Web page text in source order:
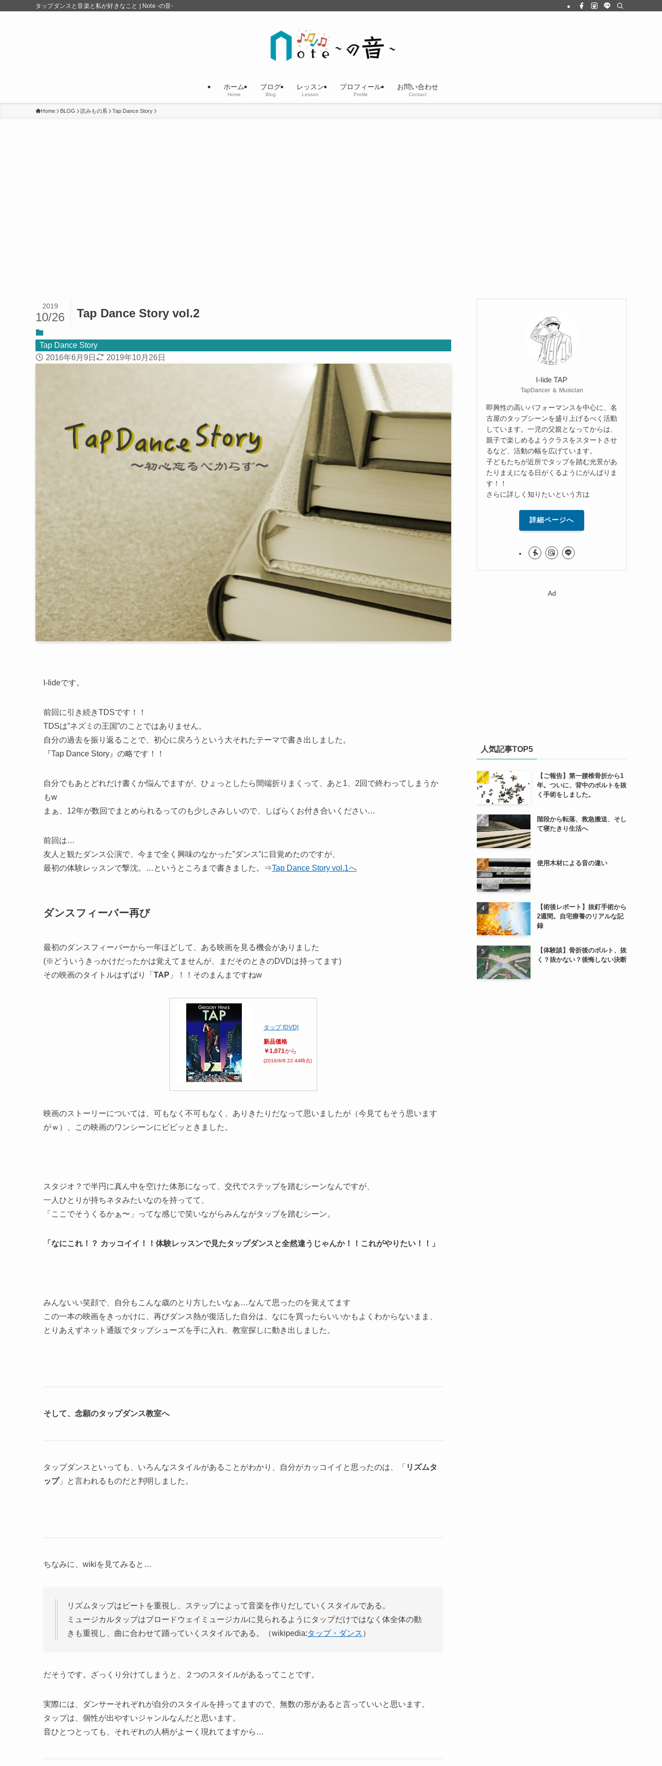
タップダンスと音楽と私が好きなこと | Note -の音-
ホーム
Home
ブログ
Blog
レッスン
Lesson
プロフィール
Profile
お問い合わせ
Contact
Home BLOG 読みもの系 Tap Dance Story
Tap Dance Story vol.2
2019
10/26
Tap Dance Story
2016年6月9日
2019年10月26日
I-Iideです。
前回に引き続きTDSです！！
TDSは”ネズミの王国”のことではありません。
自分の過去を振り返ることで、初心に戻ろうという大それたテーマで書き出しました。
『Tap Dance Story』の略です！！
自分でもあとどれだけ書くか悩んでますが、ひょっとしたら間端折りまくって、あと1、2回で終わってしまうか
もw
まぁ、12年が数回でまとめられるってのも少しさみしいので、しばらくお付き合いください…
前回は…
友人と観たダンス公演で、今まで全く興味のなかった”ダンス”に目覚めたのですが、
最初の体験レッスンで撃沈。…というところまで書きました。⇒Tap Dance Story vol.1へ
ダンスフィーバー再び
最初のダンスフィーバーから一年ほどして、ある映画を見る機会がありました
(※どういうきっかけだったかは覚えてませんが、まだそのときのDVDは持ってます)
その映画のタイトルはずばり「 TAP 」！！そのまんまですねw
タップ [DVD]
新品価格
￥1,071から
(2016/6/8 22:44時点)
映画のストーリーについては、可もなく不可もなく、ありきたりだなって思いましたが（今見てもそう思います
がｗ）、この映画のワンシーンにビビッときました。
スタジオ？で半円に真ん中を空けた体形になって、交代でステップを踏むシーンなんですが、
一人ひとりが持ちネタみたいなのを持ってて、
「ここでそうくるかぁ〜」ってな感じで笑いながらみんながタップを踏むシーン。
「なにこれ！？ カッコイイ！！体験レッスンで見たタップダンスと全然違うじゃんか！！これがやりたい！！」
みんないい笑顔で、自分もこんな歳のとり方したいなぁ…なんて思ったのを覚えてます
この一本の映画をきっかけに、再びダンス熱が復活した自分は、なにを買ったらいいかもよくわからないまま、
とりあえずネット通販でタップシューズを手に入れ、教室探しに動き出しました。
そして、念願のタップダンス教室へ
タップダンスといっても、いろんなスタイルがあることがわかり、自分がカッコイイと思ったのは、「 リズムタ
ップ」と言われるものだと判明しました。
ちなみに、wikiを見てみると…
リズムタップはビートを重視し、ステップによって音楽を作りだしていくスタイルである。
ミュージカルタップはブロードウェイミュージカルに見られるようにタップだけではなく体全体の動
きも重視し、曲に合わせて踊っていくスタイルである。（wikipedia:タップ・ダンス ）
だそうです。ざっくり分けてしまうと、２つのスタイルがあるってことです。
実際には、ダンサーそれぞれが自分のスタイルを持ってますので、無数の形があると言っていいと思います。
タップは、個性が出やすいジャンルなんだと思います。
音ひとつとっても、それぞれの人柄がよーく現れてますから…
I-Iide TAP
TapDancer ＆ Musician
即興性の高いパフォーマンスを中心に、名
古屋のタップシーンを盛り上げるべく活動
しています。一児の父親となってからは、
親子で楽しめるようクラスをスタートさせ
るなど、活動の幅を広げています。
子どもたちが近所でタップを踏む光景があ
たりまえになる日がくるようにがんばりま
す！！
さらに詳しく知りたいという方は
詳細ページへ
Ad
人気記事TOP5
【ご報告】第一腰椎骨折から1
年。ついに、背中のボルトを抜
く手術をしました。
階段から転落、救急搬送、そし
て寝たきり生活へ
使用木材による音の違い
【術後レポート】抜釘手術から
2週間。自宅療養のリアルな記
録
【体験談】骨折後のボルト、抜
く？抜かない？後悔しない決断